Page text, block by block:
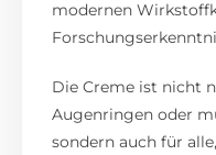
modernen
Die Creme ist nicht
Augenringen oder
sondern auch für